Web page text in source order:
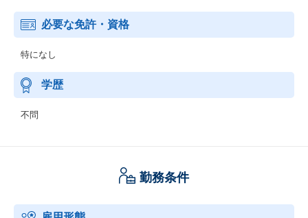
必要な免許・資格
特になし
学歴
不問
勤務条件